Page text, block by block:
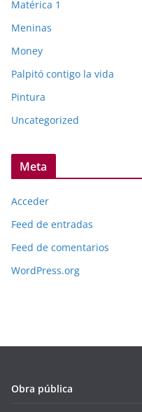
Matérica 1
Meninas
Money
Palpitó contigo la vida
Pintura
Uncategorized
Meta
Acceder
Feed de entradas
Feed de comentarios
WordPress.org
Obra pública